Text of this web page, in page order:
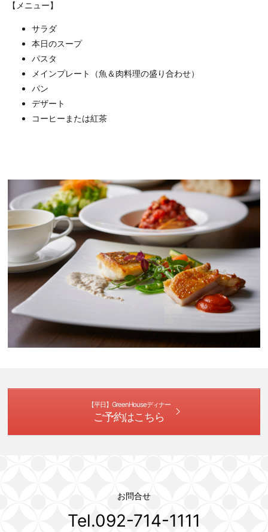
【メニュー】
サラダ
本日のスープ
パスタ
メインプレート（魚＆肉料理の盛り合わせ）
パン
デザート
コーヒーまたは紅茶
【平日】GreenHouseディナー
ご予約はこちら
お問合せ
Tel.092-714-1111